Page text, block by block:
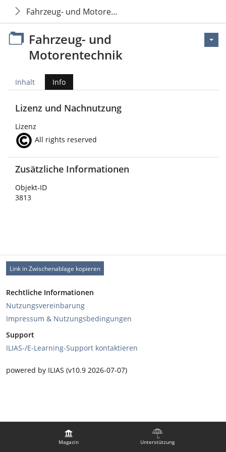
Fahrzeug- und Motorentechnik
Magazin Unterstützung
Fahrzeug- und
Motorentechnik
Inhalt Info
Lizenz und Nachnutzung
Lizenz
All rights reserved
Zusätzliche Informationen
Objekt-ID
3813
Link in Zwischenablage kopieren
Rechtliche Informationen
Nutzungsvereinbarung
Impressum & Nutzungsbedingungen
Support
ILIAS-/E-Learning-Support kontaktieren
powered by ILIAS (v10.9 2026-07-07)